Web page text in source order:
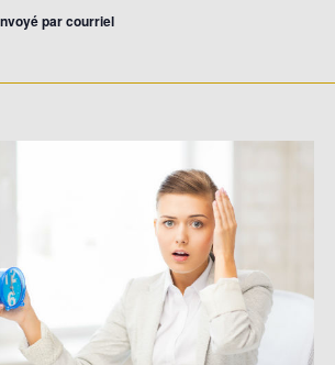
par courriel